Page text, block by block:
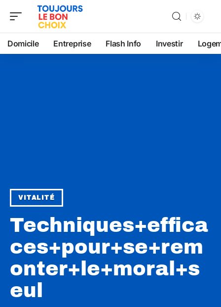
Domicile Entreprise Flash Info Investir
VITALITÉ
Techniques+effica
ces+pour+se+rem
onter+le+moral+s
eul